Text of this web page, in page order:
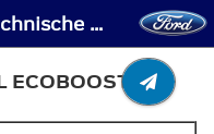
Technische Daten - Technische Daten - 2.0L EcoBoost™
ECOBOOST™